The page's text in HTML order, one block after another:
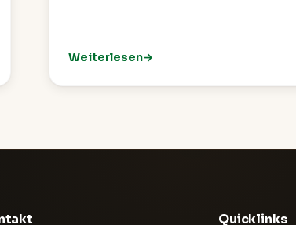
Eichenried
Weiterlesen
: TCI-Sommerfest 2026 – Ein rundum
Quicklinks